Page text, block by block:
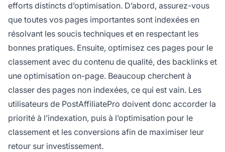
efforts distincts d’optimisation. D’abord, assurez-vous
que toutes vos pages importantes sont indexées en
résolvant les soucis techniques et en respectant les
bonnes pratiques. Ensuite, optimisez ces pages pour le
classement avec du contenu de qualité, des backlinks et
une optimisation on-page. Beaucoup cherchent à
classer des pages non indexées, ce qui est vain. Les
utilisateurs de PostAffiliatePro doivent donc accorder la
priorité à l’indexation, puis à l’optimisation pour le
classement et les conversions afin de maximiser leur
retour sur investissement.